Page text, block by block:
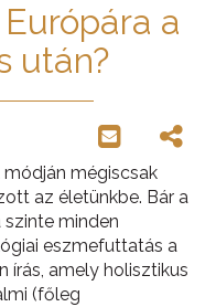
a
után?
mégiscsak
az életünkbe. Bár a
minden
eszmefuttatás a
írás, amely holisztikus
(főleg